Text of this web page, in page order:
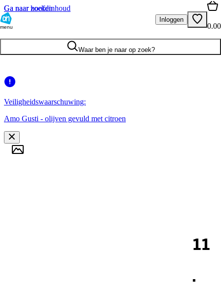
Ga naar hoofdinhoud
Ga naar zoeken
menu
Inloggen
0.00
Waar ben je naar op zoek?
Veiligheidswaarschuwing:
Amo Gusti - olijven gevuld met citroen
11
.